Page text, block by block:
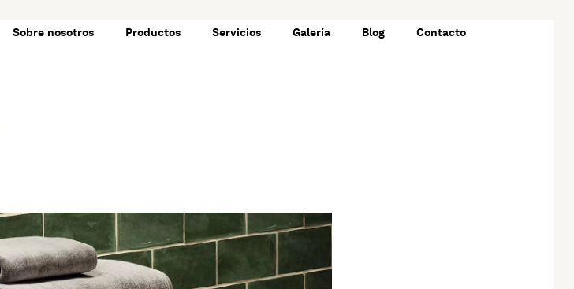
Sobre nosotros Productos Servicios Galería Blog Contacto